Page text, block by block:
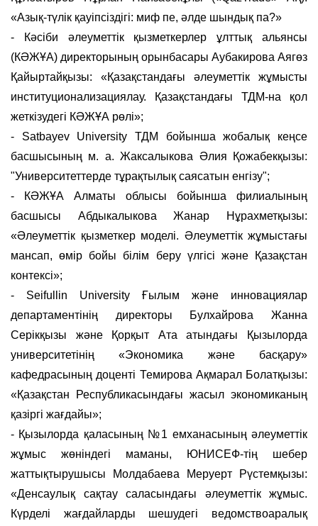
«Азық-түлік қауіпсіздігі: миф пе, әлде шындық па?»
- Кәсіби әлеуметтік қызметкерлер ұлттық альянсы
(КӘЖҰА) директорының орынбасары Аубакирова Аягөз
Қайыртайқызы: «Қазақстандағы әлеуметтік жұмысты
институционализациялау. Қазақстандағы ТДМ-на қол
жеткізудегі КӘЖҰА рөлі»;
- Satbayev University ТДМ бойынша жобалық кеңсе
басшысының м. а. Жаксалыкова Әлия Қожабекқызы:
"Университеттерде тұрақтылық саясатын енгізу";
- КӘЖҰА Алматы облысы бойынша филиалының
басшысы Абдыкалыкова Жанар Нұрахметқызы:
«Әлеуметтік қызметкер моделі. Әлеуметтік жұмыстағы
мансап, өмір бойы білім беру үлгісі және Қазақстан
контексі»;
- Seifullin University Ғылым және инновациялар
департаментінің директоры Булхайрова Жанна
Серікқызы және Қорқыт Ата атындағы Қызылорда
университетінің «Экономика және басқару»
кафедрасының доценті Темирова Ақмарал Болатқызы:
«Қазақстан Республикасындағы жасыл экономиканың
қазіргі жағдайы»;
- Қызылорда қаласының №1 емханасының әлеуметтік
жұмыс жөніндегі маманы, ЮНИСЕФ-тің шебер
жаттықтырушысы Молдабаева Меруерт Рүстемқызы:
«Денсаулық сақтау саласындағы әлеуметтік жұмыс.
Күрделі жағдайларды шешудегі ведомствоаралық